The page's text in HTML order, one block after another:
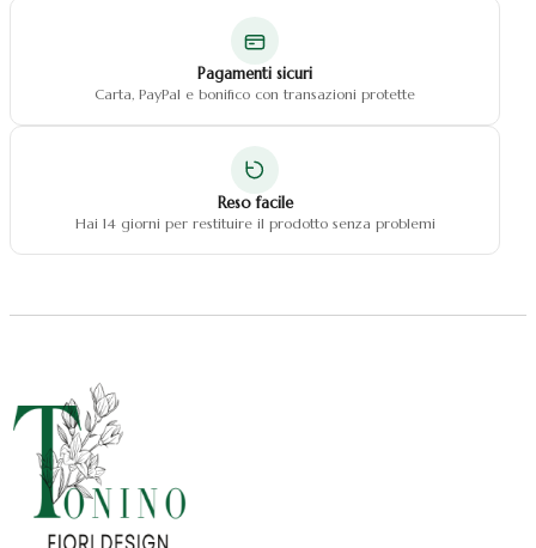
Pagamenti sicuri
Carta, PayPal e bonifico con transazioni protette
Reso facile
Hai 14 giorni per restituire il prodotto senza problemi